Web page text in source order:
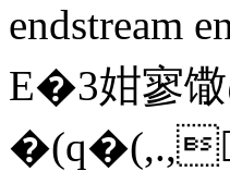
endstream
E�3姏寥